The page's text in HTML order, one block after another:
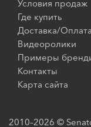
Условия продаж
Где купить
Доставка/Оплата
Видеоролики
Примеры
Контакты
Карта сайта
2010–2026 ©